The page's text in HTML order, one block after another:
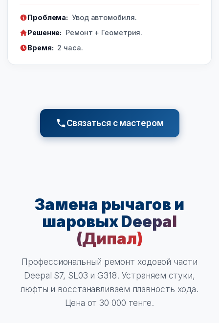
Проблема: Увод автомобиля.
Решение: Ремонт + Геометрия.
Время: 2 часа.
Связаться с мастером
Замена рычагов и
шаровыхDeepal
(Дипал)
Профессиональный ремонт ходовой части
Deepal S7, SL03 и G318. Устраняем стуки,
люфты и восстанавливаем плавность хода.
Цена от 30 000 тенге.